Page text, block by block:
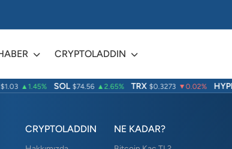
CRYPTOLADDIN
▲1.45% SOL $74.56 ▲2.65% TRX $0.3273 ▼0.02% HYPE
CRYPTOLADDIN NE KADAR?